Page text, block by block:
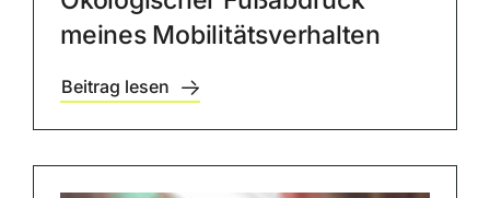
meines Mobilitätsverhalten
Beitrag lesen